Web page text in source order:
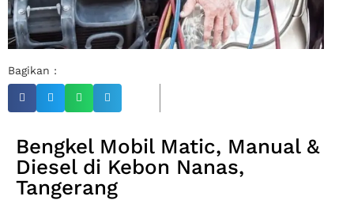
Bagikan :
Bengkel Mobil Matic, Manual &
Diesel di Kebon Nanas,
Tangerang